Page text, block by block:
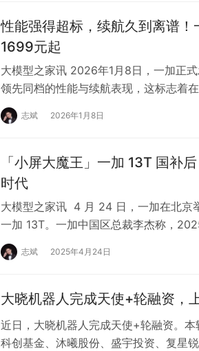
性能强得超标，续航久到离谱
1699元起
大模型之家讯 2026年1月8日，一加正
领先同档的性能与续航表现，这标志着
开启全档位产品布局。作为 …
志斌 2026年1月8日
「小屏大魔王」一加 13T 国补
时代
大模型之家讯 4 月 24 日，一加在北京
一加 13T。一加中国区总裁李杰称，
展现出强劲的市场…
志斌 2025年4月24日
大晓机器人完成天使+轮融资，
近日，大晓机器人完成天使+轮融资。
科创基金、沐曦股份、盛宇投资、复星